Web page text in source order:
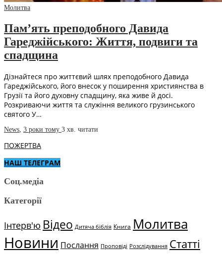
Молитва
Пам’ять преподобного Давида
Гареджійського: Життя, подвиги та
спадщина
Дізнайтеся про життєвий шлях преподобного Давида
Гареджійського, його внесок у поширення християнства в
Грузії та його духовну спадщину, яка живе й досі.
Розкриваючи життя та служіння великого грузинського
святого У…
News 3 роки тому 3 хв. читати
ПОЖЕРТВА
НАШ ТЕЛЕГРАМ
Соц.медіа
Категорії
Інтерв'ю Відео Дитяча біблія Книга Молитва
Новини Послання Проповіді Розслідування Статті